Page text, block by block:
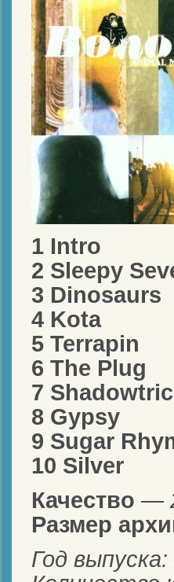
1 Intro
2 Sleepy
3 Dinosaurs
4 Kota
5 Terrapin
6 The Plug
7
8 Gypsy
9 Sugar
10 Silver
Качество —
Размер
Год